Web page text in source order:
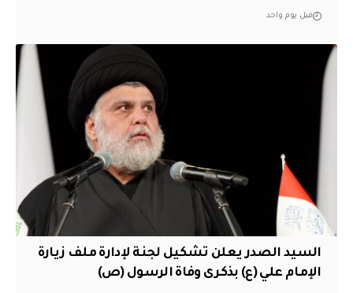
قبل يوم واحد
السيد الصدر يعلن تشكيل لجنة لإدارة ملف زيارة
الإمام علي (ع) بذكرى وفاة الرسول (ص)